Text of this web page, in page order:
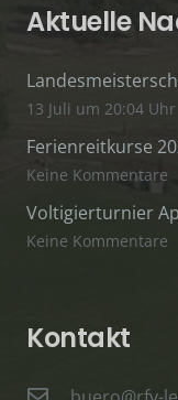
Aktuelle
13 Juli um 20:04 Uhr
Ferienreitkurse
Keine Kommentare
Voltigierturnier
Keine Kommentare
Kontakt